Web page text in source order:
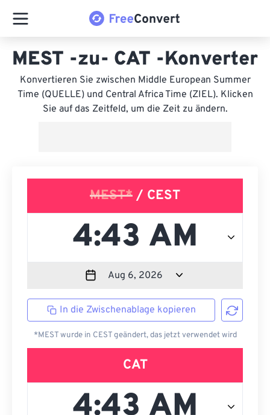
MEST -zu- CAT -Konverter
Konvertieren Sie zwischen Middle European Summer
Time (QUELLE) und Central Africa Time (ZIEL). Klicken
Sie auf das Zeitfeld, um die Zeit zu ändern.
MEST* / CEST
In die Zwischenablage kopieren
*MEST wurde in CEST geändert, das jetzt verwendet wird
CAT